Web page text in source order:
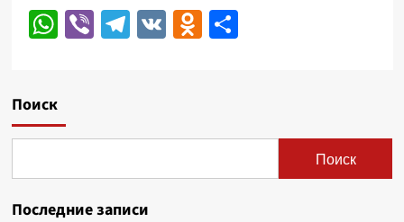
WhatsApp
ViberTelegram
VKOdnoklassniki
Отправить
Поиск
Поиск
Последние записи